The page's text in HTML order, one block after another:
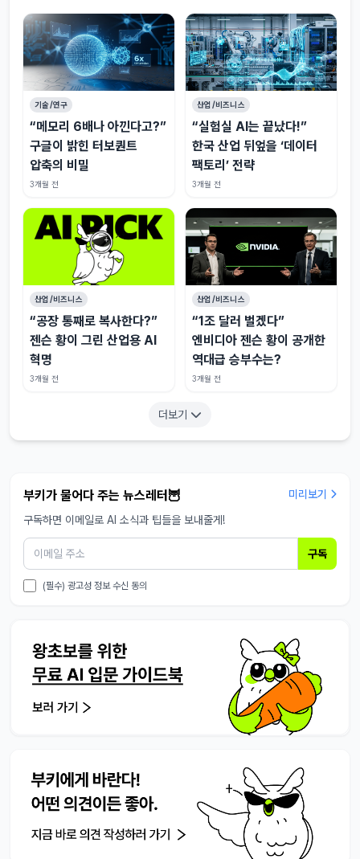
기술/연구
“메모리 6배나 아낀다고?”
구글이 밝힌 터보퀀트
압축의 비밀
3개월 전
산업/비즈니스
“실험실 AI는 끝났다!”
한국 산업 뒤엎을 ‘데이터
팩토리’ 전략
3개월 전
산업/비즈니스
“공장 통째로 복사한다?”
젠슨 황이 그린 산업용 AI
혁명
3개월 전
산업/비즈니스
“1조 달러 벌겠다”
엔비디아 젠슨 황이 공개한
역대급 승부수는?
3개월 전
더보기
부키가 물어다 주는 뉴스레터🦉
미리보기
구독하면 이메일로 AI 소식과 팁들을 보내줄게!
구독
(필수) 광고성 정보 수신 동의